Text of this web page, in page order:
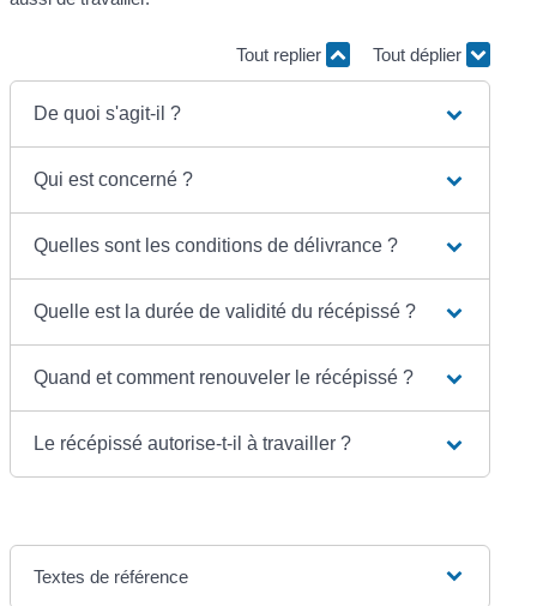
Tout replier Tout déplier
De quoi s'agit-il ?
Qui est concerné ?
Quelles sont les conditions de délivrance ?
Quelle est la durée de validité du récépissé ?
Quand et comment renouveler le récépissé ?
Le récépissé autorise-t-il à travailler ?
Textes de référence